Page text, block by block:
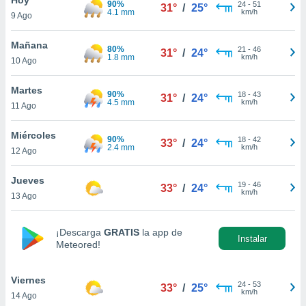
y
en
más
de
cookies
aceptar
9 Ago
90%
4.1 mm
31° / 25° 24- 51
km/h
Mañana
10 Ago
80%
1.8 mm
31° / 24° 21 - 46
km/h
Martes
11 Ago
90%
4.5 mm
31° / 24° 18- 43
km/h
Miércoles
12 Ago
90%
2.4 mm
33° / 24° 18- 42
km/h
Jueves
13 Ago
33° / 24° 19- 46
km/h
¡Descarga GRATIS la app de
Meteored!
Instalar
Viernes
14 Ago
33° / 25° 24- 53
km/h